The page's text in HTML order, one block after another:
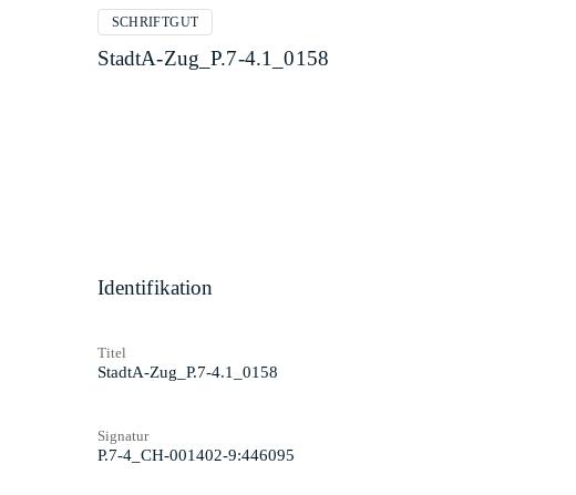
SCHRIFTGUT
StadtA-Zug_P.7-4.1_0158
Identifikation
Titel
StadtA-Zug_P.7-4.1_0158
Signatur
P.7-4_CH-001402-9:446095